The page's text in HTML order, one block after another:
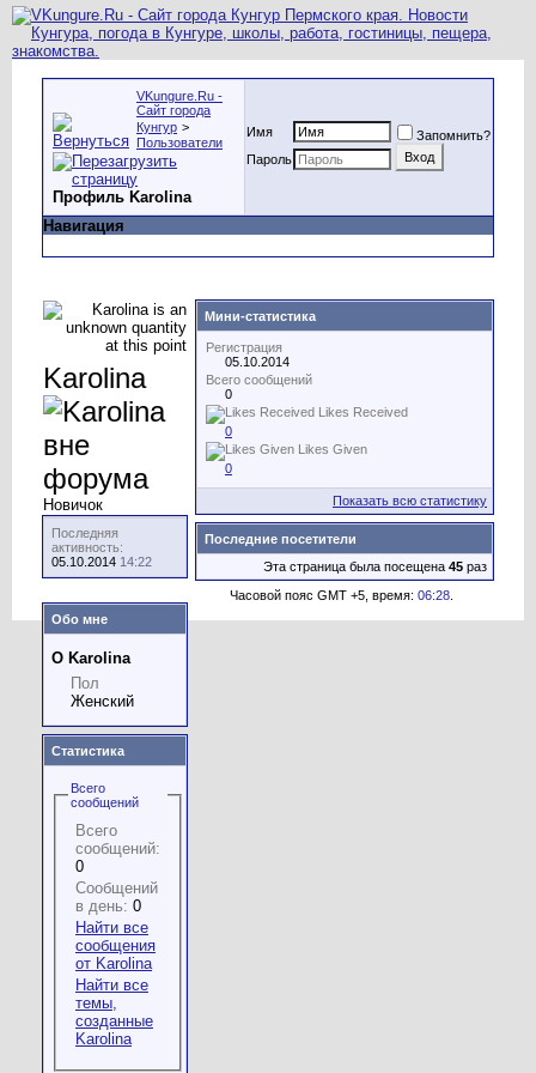
VKungure.Ru -
Сайт города
Кунгур >
Пользователи
Профиль Karolina
Имя
Запомнить?
Пароль
Навигация
Karolina
Новичок
Последняя
активность:
05.10.2014 14:22
Обо мне
О Karolina
Пол
Женский
Статистика
Всего
сообщений
Всего
сообщений:
0
Сообщений
в день: 0
Найти все
сообщения
от Karolina
Найти все
темы,
созданные
Karolina
Мини-статистика
Регистрация
05.10.2014
Всего сообщений
0
Likes Received
0
Likes Given
0
Показать всю статистику
Последние посетители
Эта страница была посещена 45 раз
Часовой пояс GMT +5, время: 06:28.